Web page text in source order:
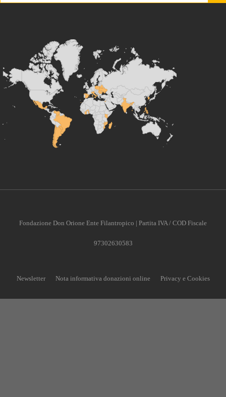
Fondazione Don Orione Ente Filantropico | Partita IVA / COD Fiscale
97302630583
Newsletter Nota informativa donazioni online Privacy e Cookies